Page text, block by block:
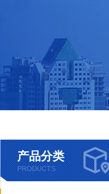
产品分类
PRODUCTS